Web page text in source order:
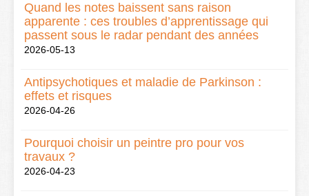
Quand les notes baissent sans raison
apparente : ces troubles d’apprentissage qui
passent sous le radar pendant des années
2026-05-13
Antipsychotiques et maladie de Parkinson :
effets et risques
2026-04-26
Pourquoi choisir un peintre pro pour vos
travaux ?
2026-04-23